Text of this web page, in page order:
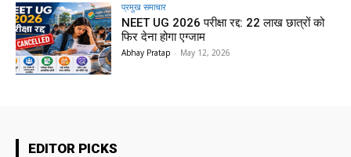
प्रमुख समाचार‎
NEET UG 2026 परीक्षा रद्द: 22 लाख छात्रों को
फिर देना होगा एग्जाम
Abhay Pratap - May 12, 2026
EDITOR PICKS